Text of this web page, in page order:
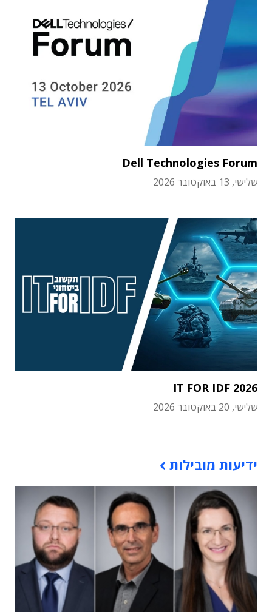
Dell Technologies Forum
שלישי, 13 באוקטובר 2026
IT FOR IDF 2026
שלישי, 20 באוקטובר 2026
ידיעות מובילות